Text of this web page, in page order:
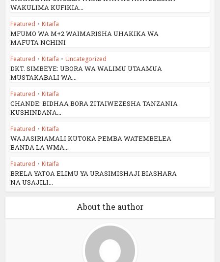
WAKULIMA KUFIKIA...
Featured • Kitaifa
MFUMO WA M+2 WAIMARISHA UHAKIKA WA
MAFUTA NCHINI
Featured • Kitaifa • Uncategorized
DKT. SIMBEYE: UBORA WA WALIMU UTAAMUA
MUSTAKABALI WA...
Featured • Kitaifa
CHANDE: BIDHAA BORA ZITAIWEZESHA TANZANIA
KUSHINDANA...
Featured • Kitaifa
WAJASIRIAMALI KUTOKA PEMBA WATEMBELEA
BANDA LA WMA...
Featured • Kitaifa
BRELA YATOA ELIMU YA URASIMISHAJI BIASHARA
NA USAJILI...
About the author